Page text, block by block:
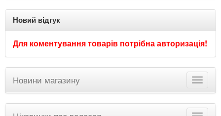
Новий відгук
Для коментування товарів потрібна авторизація!
Новини магазину